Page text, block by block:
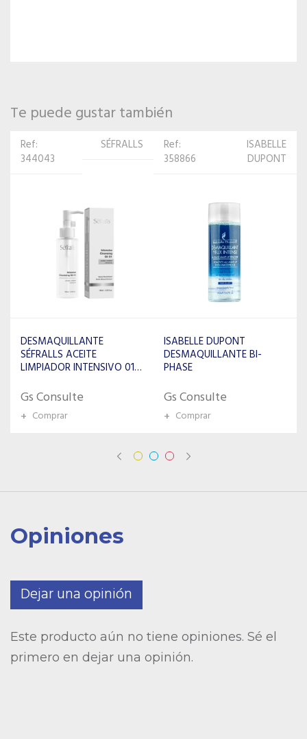
Te puede gustar también
Ref:
358866
ISABELLE
ISABELLE DUPONT
DESMAQUILLANTE BI-
PHASE
Gs Consulte
+ Comprar
Ref:
202602
Ponds
PONDS COLD COOL
CREMA DESMAQUILLANTE
285ML
Gs Consulte
+ Comprar
Opiniones
Dejar una opinión
Este producto aún no tiene opiniones. Sé el
primero en dejar una opinión.